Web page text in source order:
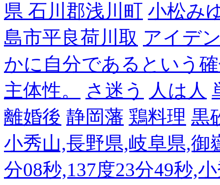
県 石川郡浅川町 小松み
島市平良荷川取 アイデ
かに自分であるという
主体性。
さ迷う 人は人
離婚後 静岡藩 鶏料理 黒
小秀山,長野県,岐阜県,御
分08秒,137度23分49秒,